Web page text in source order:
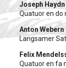
Joseph Haydn
Quatuor en do
Anton Webern
Langsamer
Felix
Quatuor en fa